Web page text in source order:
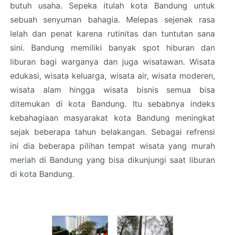
butuh usaha. Sepeka itulah kota Bandung untuk
sebuah senyuman bahagia. Melepas sejenak rasa
lelah dan penat karena rutinitas dan tuntutan sana
sini. Bandung memiliki banyak spot hiburan dan
liburan bagi warganya dan juga wisatawan. Wisata
edukasi, wisata keluarga, wisata air, wisata moderen,
wisata alam hingga wisata bisnis semua bisa
ditemukan di kota Bandung. Itu sebabnya indeks
kebahagiaan masyarakat kota Bandung meningkat
sejak beberapa tahun belakangan. Sebagai refrensi
ini dia beberapa pilihan tempat wisata yang murah
meriah di Bandung yang bisa dikunjungi saat liburan
di kota Bandung.